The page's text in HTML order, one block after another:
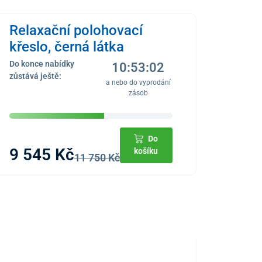
Relaxační polohovací
křeslo, černá látka
Do konce nabídky
zůstává ještě:
10:53:02
a nebo do vyprodání
zásob
9 545 Kč11 750 Kč
Do
košíku